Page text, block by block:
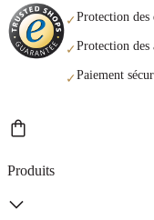
✓Protection des
✓Protection des
✓Paiement
Produits